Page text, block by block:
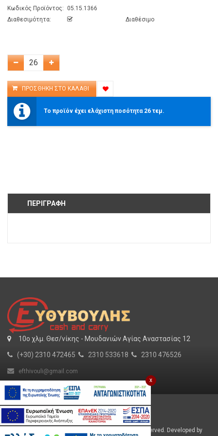
Κωδικός Προϊόντος:
05.15.1366
Διαθεσιμότητα:
Διαθέσιμο
Το προϊόν έχει ελάχιστη ποσότητα 26 τεμ.
ΠΕΡΙΓΡΑΦΉ
10o χλμ. Θεσ/νίκης - Μουδανιών Αγίας Αναστασίας 12
(+30) 2310 472465 2310 533618 2310 476526
efthivouli@gmail.com
Για εμάς
Εργασία
Φυλλάδιο
SHOW MORE
Efthivoulis © 2026 Cash and Carry. All Rights Reserved. Developed by
x